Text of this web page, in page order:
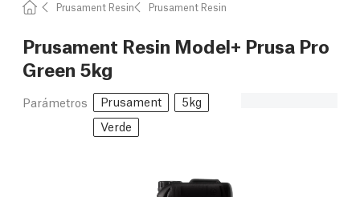
Prusament Resin Prusament Resin
Prusament Resin Model+ Prusa Pro
Green 5kg
Parámetros Prusament
5kg
Verde